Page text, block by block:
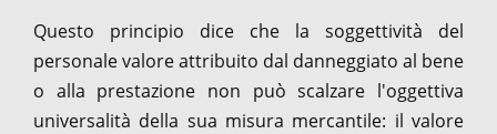
Questo principio dice che la soggettività del
personale valore attribuito dal danneggiato al bene
o alla prestazione non può scalzare l'oggettiva
universalità della sua misura mercantile: il valore